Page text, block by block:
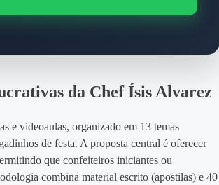
da Chef Ísis Alvarez
e videoaulas, organizado em 13 temas
de festa. A proposta central é oferecer
que confeiteiros iniciantes ou
combina material escrito (apostilas) e 40